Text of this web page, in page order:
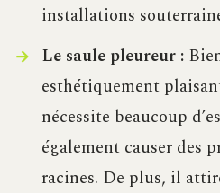
installations
Le saule pleureur :
esthétiquement
nécessite beaucoup
également causer des
racines. De plus, il